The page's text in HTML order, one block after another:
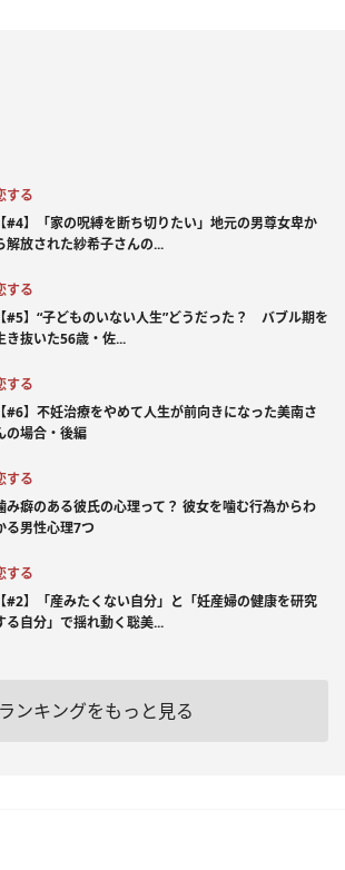
する
【#4】「家の呪縛を断ち切りたい」地元の男尊女卑か
解放された紗希子さんの...
する
【#5】“子どものいない人生”どうだった？ バブル期を
き抜いた56歳・佐...
する
【#6】不妊治療をやめて人生が前向きになった美南さ
の場合・後編
する
み癖のある彼氏の心理って？ 彼女を噛む行為からわ
る男性心理7つ
する
【#2】「産みたくない自分」と「妊産婦の健康を研究
る自分」で揺れ動く聡美...
ランキングをもっと見る